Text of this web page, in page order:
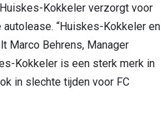
Kokkeler verzorgt voor
“Huiskes-Kokkeler en
Marco Behrens, Manager
Kokkeler is een sterk merk in
in slechte tijden voor FC